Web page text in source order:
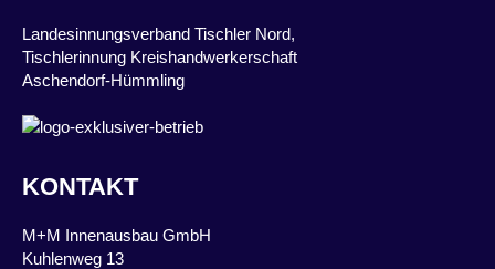
Landesinnungsverband Tischler Nord,
Tischlerinnung Kreishandwerkerschaft
Aschendorf-Hümmling
KONTAKT
M+M Innenausbau GmbH
Kuhlenweg 13